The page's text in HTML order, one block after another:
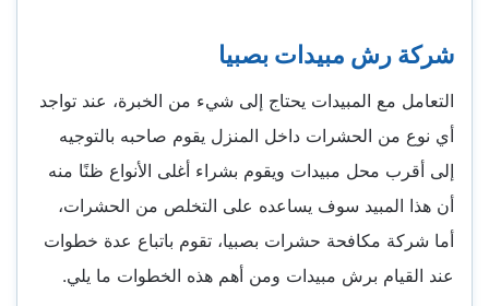
شركة رش مبيدات بصبيا
التعامل مع المبيدات يحتاج إلى شيء من الخبرة، عند تواجد
أي نوع من الحشرات داخل المنزل يقوم صاحبه بالتوجيه
إلى أقرب محل مبيدات ويقوم بشراء أغلى الأنواع ظنًا منه
أن هذا المبيد سوف يساعده على التخلص من الحشرات،
أما شركة مكافحة حشرات بصبيا، تقوم باتباع عدة خطوات
عند القيام برش مبيدات ومن أهم هذه الخطوات ما يلي.